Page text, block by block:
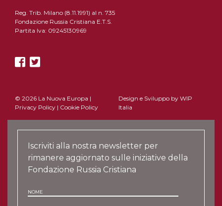
Reg. Trib. Milano (8.11.1991) al n. 735
Fondazione Russia Cristiana E.T.S.
Partita Iva: 09245130969
© 2026 La Nuova Europa |
Privacy Policy | Cookie Policy
Design e Sviluppo by WIP
Italia
Iscriviti alla nostra newsletter per
rimanere aggiornato sulle iniziative della
Fondazione Russia Cristiana
NOME